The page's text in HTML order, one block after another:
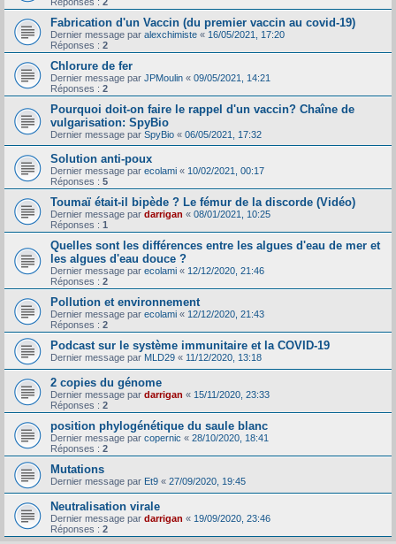
Fabrication d'un Vaccin (du premier vaccin au covid-19)
Dernier message par alexchimiste « 16/05/2021, 17:20
Réponses : 2
Chlorure de fer
Dernier message par JPMoulin « 09/05/2021, 14:21
Réponses : 2
Pourquoi doit-on faire le rappel d'un vaccin? Chaîne de
vulgarisation: SpyBio
Dernier message par SpyBio « 06/05/2021, 17:32
Solution anti-poux
Dernier message par ecolami « 10/02/2021, 00:17
Réponses : 5
Toumaï était-il bipède ? Le fémur de la discorde (Vidéo)
Dernier message par darrigan « 08/01/2021, 10:25
Réponses : 1
Quelles sont les différences entre les algues d'eau de mer et
les algues d'eau douce ?
Dernier message par ecolami « 12/12/2020, 21:46
Réponses : 2
Pollution et environnement
Dernier message par ecolami « 12/12/2020, 21:43
Réponses : 2
Podcast sur le système immunitaire et la COVID-19
Dernier message par MLD29 « 11/12/2020, 13:18
2 copies du génome
Dernier message par darrigan « 15/11/2020, 23:33
Réponses : 2
position phylogénétique du saule blanc
Dernier message par copernic « 28/10/2020, 18:41
Réponses : 2
Mutations
Dernier message par Et9 « 27/09/2020, 19:45
Neutralisation virale
Dernier message par darrigan « 19/09/2020, 23:46
Réponses : 2